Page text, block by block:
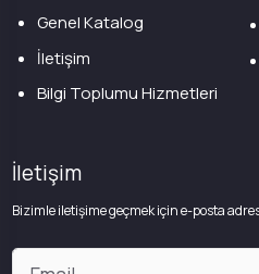
Genel Katalog
İletişim
Bilgi Toplumu Hizmetleri
İletişim
Bizimle iletişime geçmek için e-posta